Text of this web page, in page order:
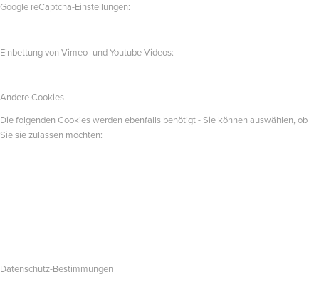
Google reCaptcha-Einstellungen:
Einbettung von Vimeo- und Youtube-Videos:
Andere Cookies
Die folgenden Cookies werden ebenfalls benötigt - Sie können auswählen, ob
Sie sie zulassen möchten:
Datenschutz-Bestimmungen